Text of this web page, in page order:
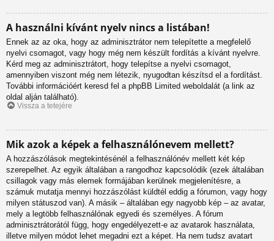
A használni kívánt nyelv nincs a listában!
Ennek az az oka, hogy az adminisztrátor nem telepítette a megfelelő
nyelvi csomagot, vagy hogy még nem készült fordítás a kívánt nyelvre.
Kérd meg az adminisztrátort, hogy telepítse a nyelvi csomagot,
amennyiben viszont még nem létezik, nyugodtan készítsd el a fordítást.
További információért keresd fel a phpBB Limited weboldalát (a link az
oldal alján található).
Vissza a tetejére
Mik azok a képek a felhasználónevem mellett?
A hozzászólások megtekintésénél a felhasználónév mellett két kép
szerepelhet. Az egyik általában a rangodhoz kapcsolódik (ezek általában
csillagok vagy más elemek formájában kerülnek megjelenítésre, a
számuk mutatja mennyi hozzászólást küldtél eddig a fórumon, vagy hogy
milyen státuszod van). A másik – általában egy nagyobb kép – az avatar,
mely a legtöbb felhasználónak egyedi és személyes. A fórum
adminisztrátorától függ, hogy engedélyezett-e az avatarok használata,
illetve milyen módot lehet megadni ezt a képet. Ha nem tudsz avatart